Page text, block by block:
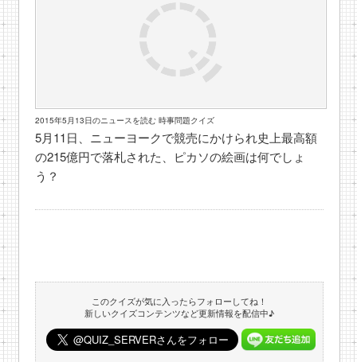
2015年5月13日のニュースを読む 時事問題クイズ
5月11日、ニューヨークで競売にかけられ史上最高額
の215億円で落札された、ピカソの絵画は何でしょ
う？
このクイズが気に入ったらフォローしてね！
新しいクイズコンテンツなど更新情報を配信中♪